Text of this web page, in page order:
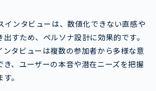
インタビューは、数値化できない直感や
すため、ペルソナ設計に効果的です。
ンタビューは複数の参加者から多様な意
き、ユーザーの本音や潜在ニーズを把握
。